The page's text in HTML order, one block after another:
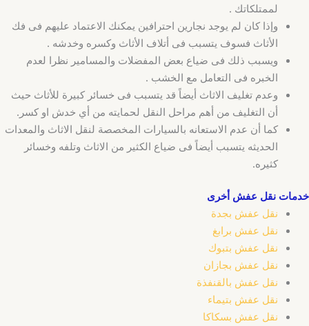
لممتلكاتك .
وإذا كان لم يوجد نجارين احترافين يمكنك الاعتماد عليهم فى فك
الأثاث فسوف يتسبب فى أتلاف الأثاث وكسره وخدشه .
‏ويسبب ذلك فى ضياع بعض المفضلات والمسامير نظرا لعدم
الخبره فى التعامل مع الخشب .
وعدم تغليف الاثاث أيضاً قد يتسبب فى خسائر كبيرة للأثاث حيث
أن التغليف من أهم مراحل النقل لحمايته من أي خدش او كسر.
كما أن عدم الاستعانه بالسيارات المخصصة لنقل الاثاث والمعدات
الحديثه يتسبب أيضاً فى ضياع الكثير من الاثاث وتلفه وخسائر
كثيره.
خدمات نقل عفش أخرى
نقل عفش بجدة
نقل عفش برابغ
نقل عفش بتبوك
نقل عفش بجازان
نقل عفش بالقنفذة
نقل عفش بتيماء
نقل عفش بسكاكا